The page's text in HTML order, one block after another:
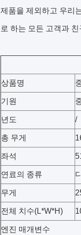
제품을 제외하고 우리
로 하는 모든 고객과
상품명
기원
년도 /
총 무게
좌석
연료의 종류
무게
전체 치수(L*W*H)
엔진 매개변수